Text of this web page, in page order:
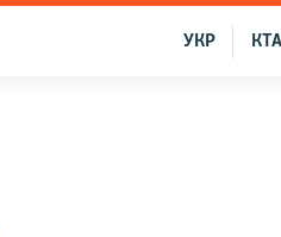
КТА
УКР